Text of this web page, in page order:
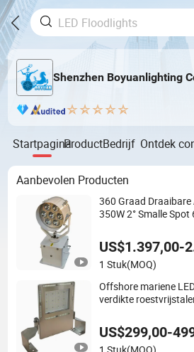
Shenzhen Boyuanlighting
StartpaginaProductBedrijf Ontdek
Aanbevolen Producten
360 Graad
350W 2° Smalle
Redding
US$1.397,00-
1 Stuk(MOQ)
Offshore mariene
verdikte
snelle levering
US$299,00-